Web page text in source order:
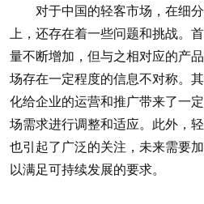
对于中国的轻客市场，在细分
上，还存在着一些问题和挑战。
量不断增加，但与之相对应的产
场存在一定程度的信息不对称。
化给企业的运营和推广带来了一
场需求进行调整和适应。此外，
也引起了广泛的关注，未来需要
以满足可持续发展的要求。